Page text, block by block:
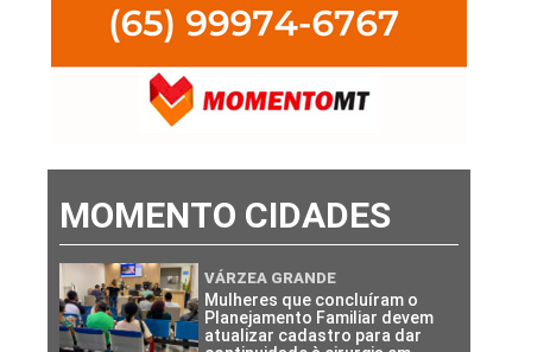
MOMENTO CIDADES
VÁRZEA GRANDE
Mulheres que concluíram o
Planejamento Familiar devem
atualizar cadastro para dar